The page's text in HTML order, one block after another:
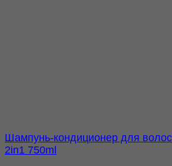
Шампунь-кондиционер для
2in1 750ml